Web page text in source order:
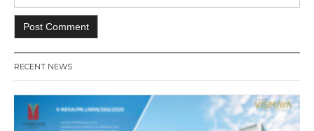
RECENT NEWS